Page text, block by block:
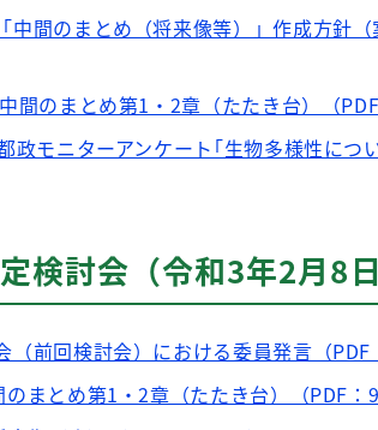
間のまとめ（将来像等）」作成方針（
のまとめ第1・2章（たたき台）（PDF
モニターアンケート｢生物多様性につ
検討会（令和3年2月8日
前回検討会）における委員発言（PDF
まとめ第1・2章（たたき台）（PDF：